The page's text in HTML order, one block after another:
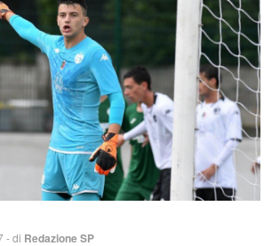
- di Redazione SP